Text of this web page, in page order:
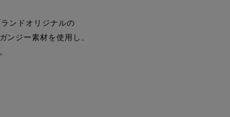
ンドオリジナルの
ンジー素材を使用し、